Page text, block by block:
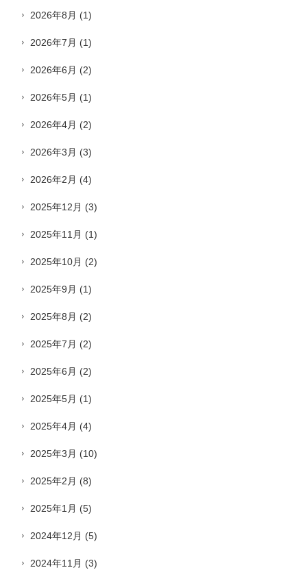
2026年8月 (1)
2026年7月 (1)
2026年6月 (2)
2026年5月 (1)
2026年4月 (2)
2026年3月 (3)
2026年2月 (4)
2025年12月 (3)
2025年11月 (1)
2025年10月 (2)
2025年9月 (1)
2025年8月 (2)
2025年7月 (2)
2025年6月 (2)
2025年5月 (1)
2025年4月 (4)
2025年3月 (10)
2025年2月 (8)
2025年1月 (5)
2024年12月 (5)
2024年11月 (3)